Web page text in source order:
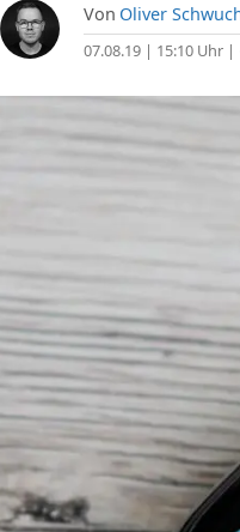
Von Oliver
07.08.19 | 15:10 Uhr|